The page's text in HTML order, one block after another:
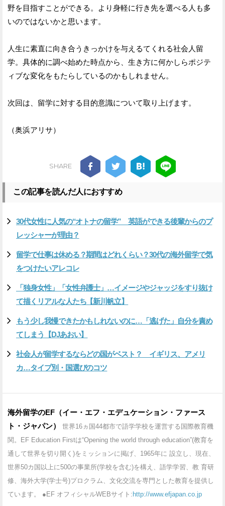
野を目指すことができる。より身軽に行き先を選べる人も多
いのではないかと思います。
人生に素直に向き合うきっかけを与えるてくれる社会人留
学。具体的に調べ始めた時点から、生き方に何かしらポジテ
ィブな変化をもたらしているのかもしれません。
次回は、留学に対する目的意識について取り上げます。
（奥浜アリサ）
SHARE
この記事を読んだ人におすすめ
30代女性に人気の“オトナの留学” 英語ができる後輩からのプ
レッシャーが理由？
留学で仕事は休める？期間はどれくらい？30代の海外留学で気
をつけたいアレコレ
「独身女性」「女性弁護士」…イメージやジャッジをすり抜け
て描くリアルな人たち【新川帆立】
もう少し我慢できたかもしれないのに…「逃げた」自分を責め
てしまう【DJあおい】
社会人が留学するならどの国がベスト？ イギリス、アメリ
カ…タイプ別・国選びのコツ
海外留学のEF（イー・エフ・エデュケーション・ファース
ト・ジャパン）
世界16ヵ国44都市で語学学校を運営する国際教育機
関。EF Education Firstは“Opening the world through education”(教育を
通して世界を切り開く)をミッションに掲げ、1965年に 設立し、現在、
世界50カ国以上に500の事業所(学校を含む)を構え、語学学習、教 育研
修、海外大学(学士号)プロクラム、文化交流を専門とした教育を提供し
ています。 ●EF オフィシャルWEBサイト:http://www.efjapan.co.jp